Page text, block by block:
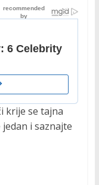
krije se tajna
i saznajte